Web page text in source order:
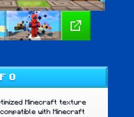
Minecraft texture
with Minecraft